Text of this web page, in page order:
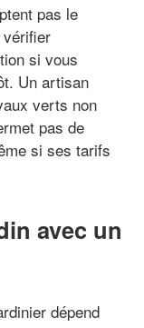
pas le
vérifier
si vous
Un artisan
verts non
pas de
si ses tarifs
avec un
dépend